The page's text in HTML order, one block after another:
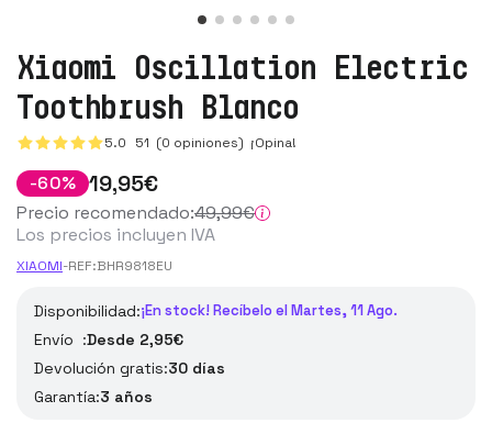
Xiaomi Oscillation Electric
Toothbrush Blanco
5.0 51 (0 opiniones) ¡Opina!
-60% 19,95€
Precio recomendado:49,99€
Los precios incluyen IVA
XIAOMI-REF:BHR9818EU
Disponibilidad:¡En stock! Recíbelo el Martes, 11 Ago.
Envío :Desde 2,95€
Devolución gratis:30 días
Garantía:3 años